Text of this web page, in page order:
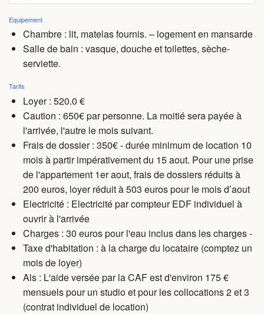
Equipement
Chambre : lit, matelas fournis. – logement en mansarde
Salle de bain : vasque, douche et toilettes, sèche-
serviette.
Tarifs
Loyer : 520.0 €
Caution : 650€ par personne. La moitié sera payée à
l'arrivée, l'autre le mois suivant.
Frais de dossier : 350€ - durée minimum de location 10
mois à partir impérativement du 15 aout. Pour une prise
de l'appartement 1er aout, frais de dossiers réduits à
200 euros, loyer réduit à 503 euros pour le mois d’aout
Electricité : Electricité par compteur EDF individuel à
ouvrir à l'arrivée
Charges : 30 euros pour l'eau inclus dans les charges -
Taxe d'habitation : à la charge du locataire (comptez un
mois de loyer)
Als : L'aide versée par la CAF est d'environ 175 €
mensuels pour un studio et pour les collocations 2 et 3
(contrat individuel de location)